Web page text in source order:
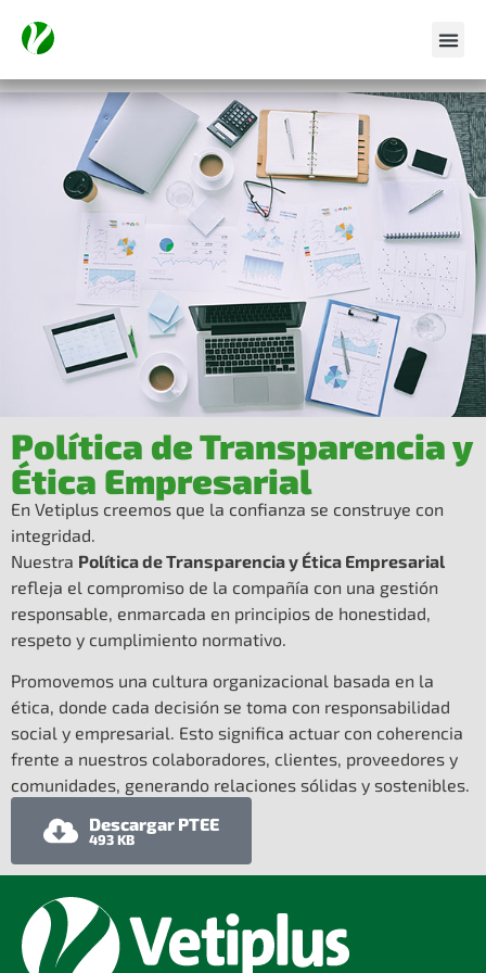
Política de Transparencia y
Ética Empresarial
En Vetiplus creemos que la confianza se construye con
integridad.
Nuestra Política de Transparencia y Ética Empresarial
refleja el compromiso de la compañía con una gestión
responsable, enmarcada en principios de honestidad,
respeto y cumplimiento normativo.
Promovemos una cultura organizacional basada en la
ética, donde cada decisión se toma con responsabilidad
social y empresarial. Esto significa actuar con coherencia
frente a nuestros colaboradores, clientes, proveedores y
comunidades, generando relaciones sólidas y sostenibles.
Descargar PTEE
493 KB